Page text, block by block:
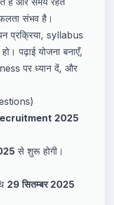
संभव है।
प्रक्रिया, syllabus
पढ़ाई योजना बनाएँ,
पर ध्यान दें, और
2025
से शुरू होगी।
29 सितम्बर 2025